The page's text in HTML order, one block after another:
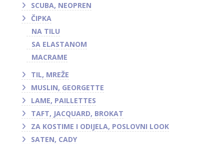
SCUBA, NEOPREN
ČIPKA
NA TILU
SA ELASTANOM
MACRAME
TIL, MREŽE
MUSLIN, GEORGETTE
LAME, PAILLETTES
TAFT, JACQUARD, BROKAT
ZA KOSTIME I ODIJELA, POSLOVNI LOOK
SATEN, CADY